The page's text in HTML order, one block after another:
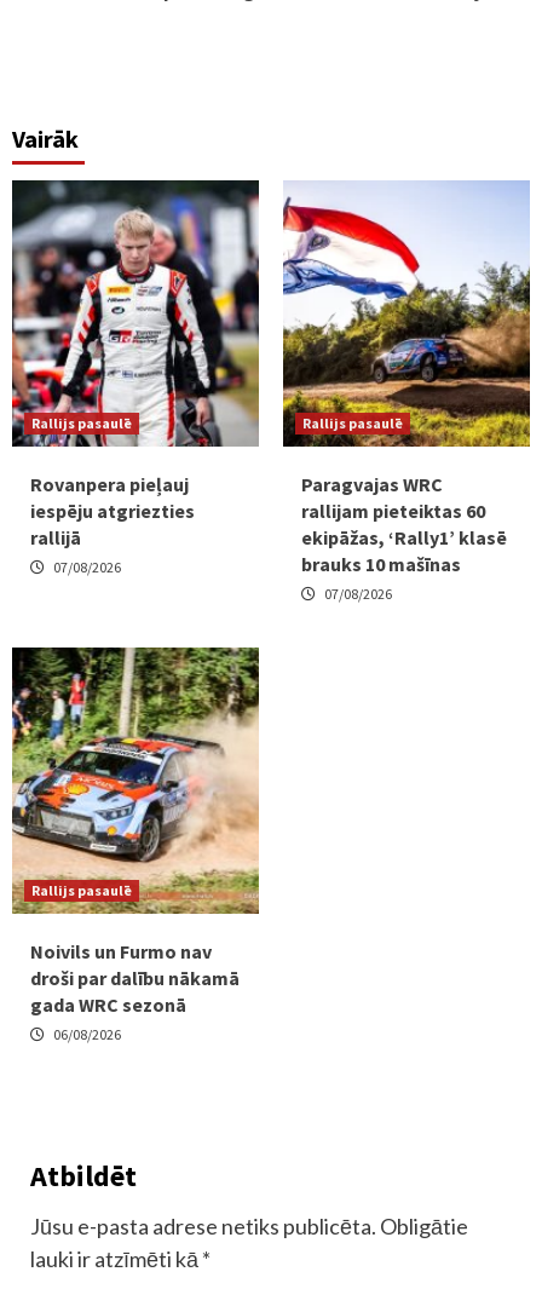
Vairāk
Rallijs pasaulē
Rovanpera pieļauj
iespēju atgriezties
rallijā
07/08/2026
Rallijs pasaulē
Paragvajas WRC
rallijam pieteiktas 60
ekipāžas, ‘Rally1’ klasē
brauks 10 mašīnas
07/08/2026
Rallijs pasaulē
Noivils un Furmo nav
droši par dalību nākamā
gada WRC sezonā
06/08/2026
Atbildēt
Jūsu e-pasta adrese netiks publicēta. Obligātie
lauki ir atzīmēti kā *